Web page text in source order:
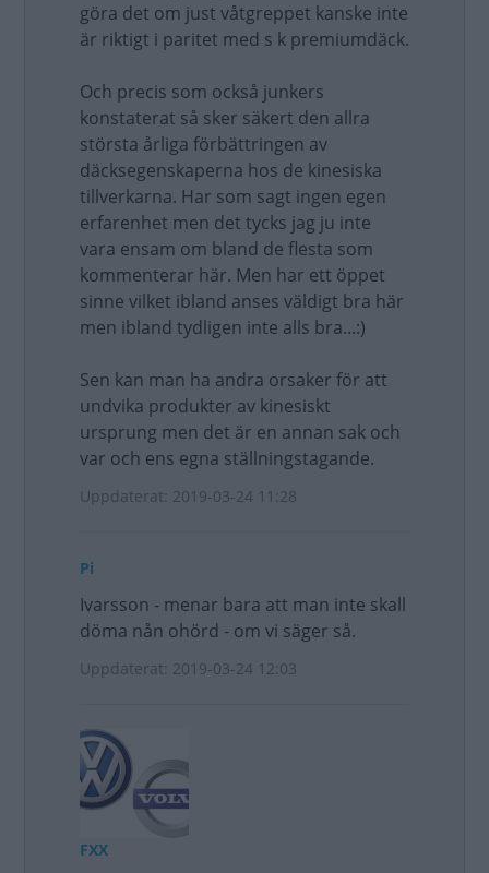
göra det om just våtgreppet kanske inte
är riktigt i paritet med s k premiumdäck.
Och precis som också junkers
konstaterat så sker säkert den allra
största årliga förbättringen av
däcksegenskaperna hos de kinesiska
tillverkarna. Har som sagt ingen egen
erfarenhet men det tycks jag ju inte
vara ensam om bland de flesta som
kommenterar här. Men har ett öppet
sinne vilket ibland anses väldigt bra här
men ibland tydligen inte alls bra...:)
Sen kan man ha andra orsaker för att
undvika produkter av kinesiskt
ursprung men det är en annan sak och
var och ens egna ställningstagande.
Uppdaterat: 2019-03-24 11:28
Pi
Ivarsson - menar bara att man inte skall
döma nån ohörd - om vi säger så.
Uppdaterat: 2019-03-24 12:03
FXX